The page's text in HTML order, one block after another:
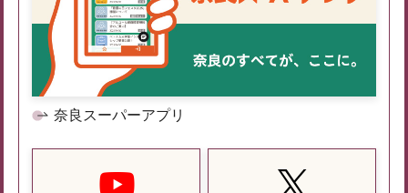
奈良スーパーアプリ